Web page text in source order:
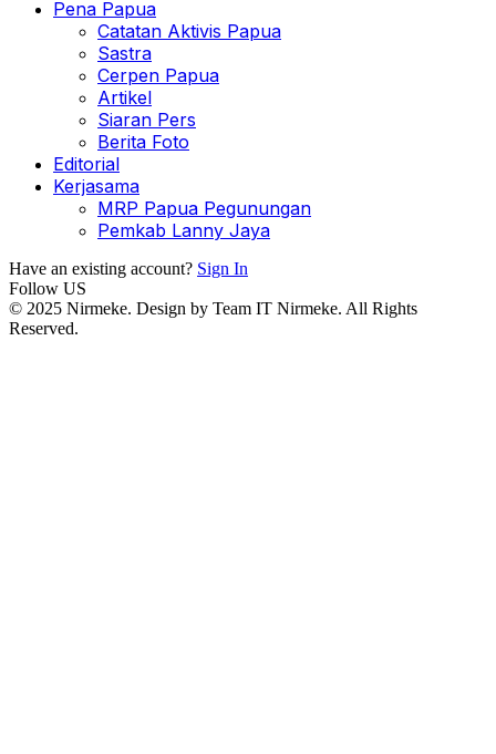
Pena Papua
Catatan Aktivis Papua
Sastra
Cerpen Papua
Artikel
Siaran Pers
Berita Foto
Editorial
Kerjasama
MRP Papua Pegunungan
Pemkab Lanny Jaya
Have an existing account? Sign In
Follow US
© 2025 Nirmeke. Design by Team IT Nirmeke. All Rights
Reserved.